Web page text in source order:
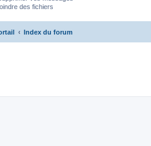
des fichiers
Index du forum